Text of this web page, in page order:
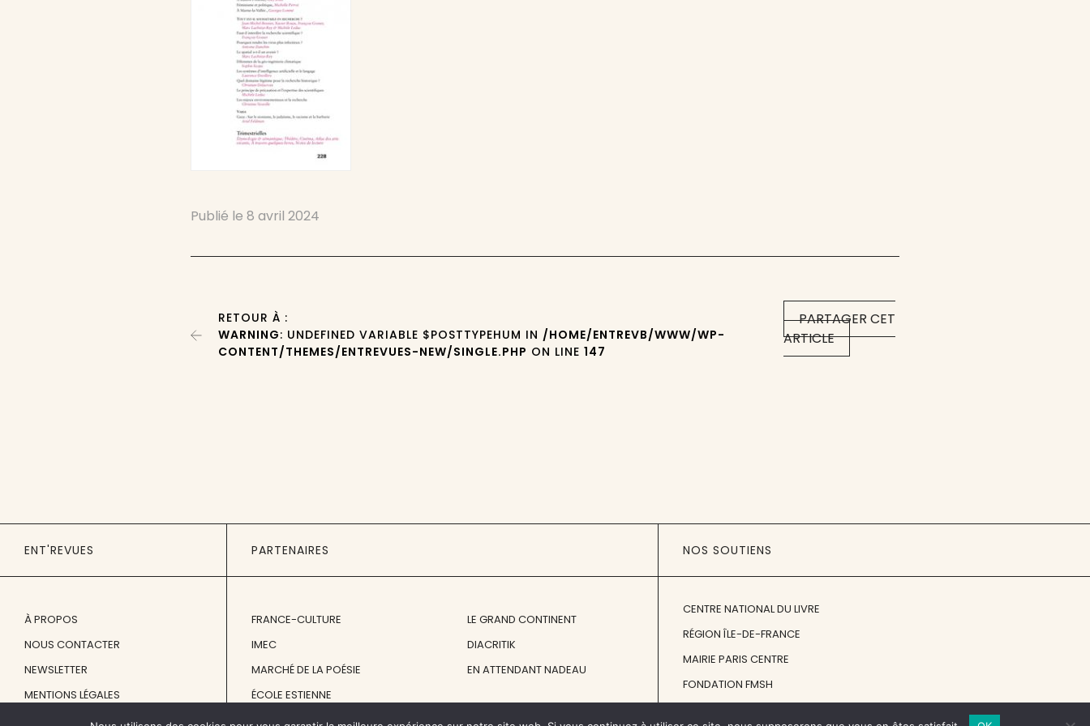
Publié le8 avril 2024
PARTAGER CET
ARTICLE
RETOUR À :
WARNING: UNDEFINED VARIABLE $POSTTYPEHUM IN /HOME/ENTREVB/WWW/WP-
CONTENT/THEMES/ENTREVUES-NEW/SINGLE.PHP ON LINE147
ENT'REVUES
À PROPOS
NOUS CONTACTER
NEWSLETTER
MENTIONS LÉGALES
PARTENAIRES
FRANCE-CULTURE
IMEC
MARCHÉ DE LA POÉSIE
ÉCOLE ESTIENNE
LE GRAND CONTINENT
DIACRITIK
EN ATTENDANT NADEAU
NOS SOUTIENS
CENTRE NATIONAL DU LIVRE
RÉGION ÎLE-DE-FRANCE
MAIRIE PARIS CENTRE
FONDATION FMSH